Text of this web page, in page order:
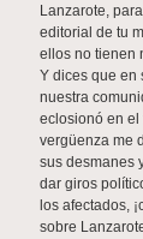
Lanzarote,
editorial de tu
ellos no tienen
Y dices que en
nuestra
eclosionó en el
vergüenza me
sus desmanes
dar giros
los afectados,
sobre